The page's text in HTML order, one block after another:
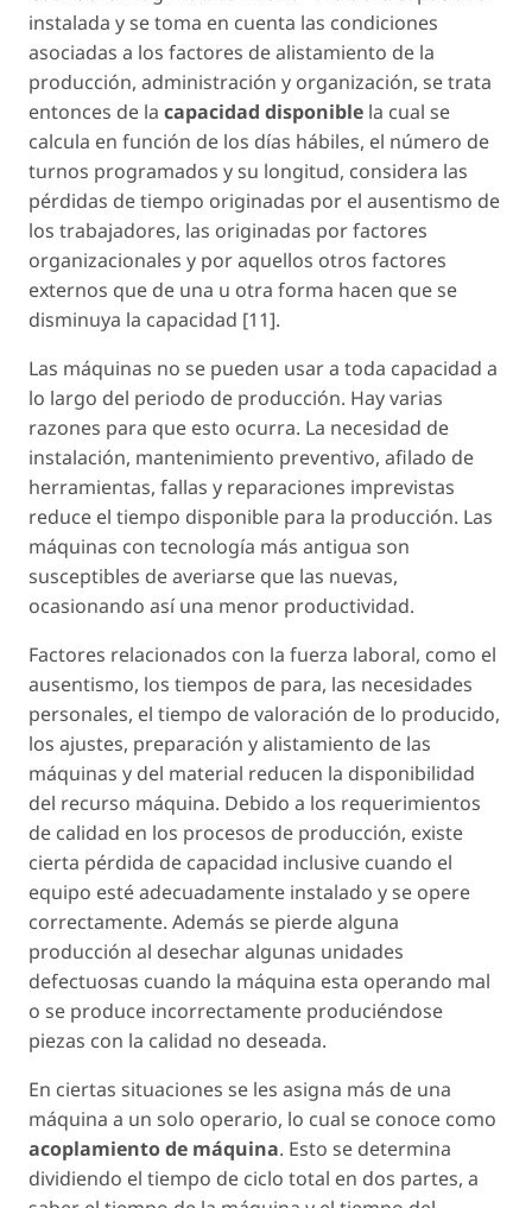
instalada y se toma en cuenta las condiciones
asociadas a los factores de alistamiento de la
producción, administración y organización, se trata
entonces de la capacidad disponible la cual se
calcula en función de los días hábiles, el número de
turnos programados y su longitud, considera las
pérdidas de tiempo originadas por el ausentismo de
los trabajadores, las originadas por factores
organizacionales y por aquellos otros factores
externos que de una u otra forma hacen que se
disminuya la capacidad [11].
Las máquinas no se pueden usar a toda capacidad a
lo largo del periodo de producción. Hay varias
razones para que esto ocurra. La necesidad de
instalación, mantenimiento preventivo, afilado de
herramientas, fallas y reparaciones imprevistas
reduce el tiempo disponible para la producción. Las
máquinas con tecnología más antigua son
susceptibles de averiarse que las nuevas,
ocasionando así una menor productividad.
Factores relacionados con la fuerza laboral, como el
ausentismo, los tiempos de para, las necesidades
personales, el tiempo de valoración de lo producido,
los ajustes, preparación y alistamiento de las
máquinas y del material reducen la disponibilidad
del recurso máquina. Debido a los requerimientos
de calidad en los procesos de producción, existe
cierta pérdida de capacidad inclusive cuando el
equipo esté adecuadamente instalado y se opere
correctamente. Además se pierde alguna
producción al desechar algunas unidades
defectuosas cuando la máquina esta operando mal
o se produce incorrectamente produciéndose
piezas con la calidad no deseada.
En ciertas situaciones se les asigna más de una
máquina a un solo operario, lo cual se conoce como
acoplamiento de máquina. Esto se determina
dividiendo el tiempo de ciclo total en dos partes, a